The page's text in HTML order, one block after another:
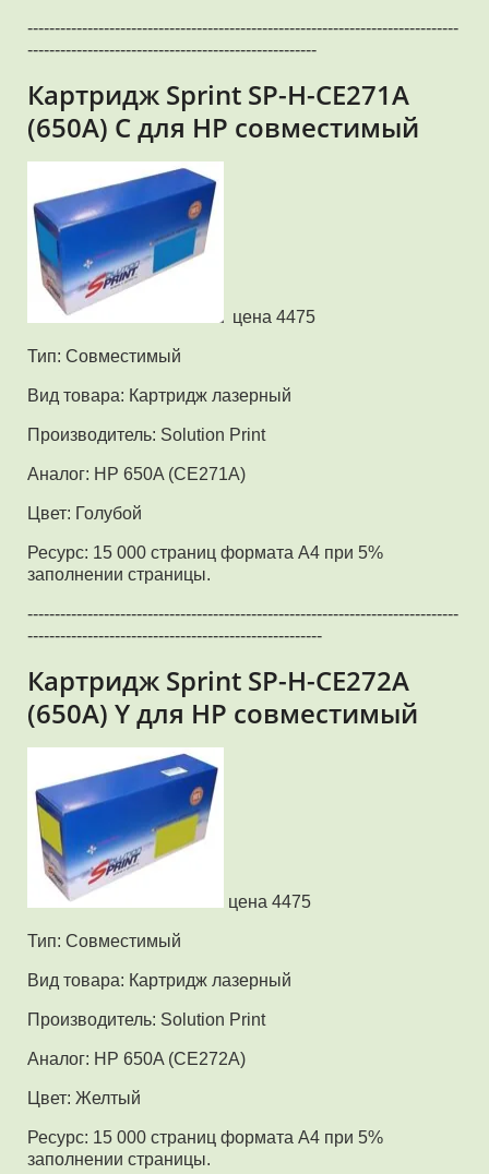
-------------------------------------------------------------------------------
-----------------------------------------------------
Картридж Sprint SP-H-CE271A
(650A) C для HP совместимый
цена 4475
Тип: Совместимый
Вид товара: Картридж лазерный
Производитель: Solution Print
Аналог: HP 650A (CE271A)
Цвет: Голубой
Ресурс: 15 000 страниц формата А4 при 5%
заполнении страницы.
-------------------------------------------------------------------------------
------------------------------------------------------
Картридж Sprint SP-H-CE272A
(650A) Y для HP совместимый
цена 4475
Тип: Совместимый
Вид товара: Картридж лазерный
Производитель: Solution Print
Аналог: HP 650A (CE272A)
Цвет: Желтый
Ресурс: 15 000 страниц формата А4 при 5%
заполнении страницы.